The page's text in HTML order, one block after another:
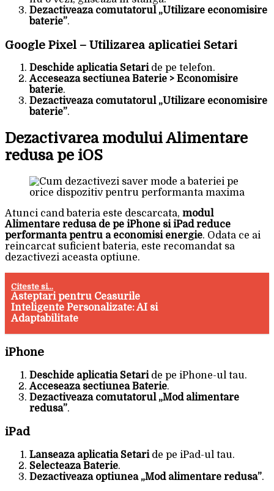
Dezactiveaza comutatorul „Utilizare economisire
baterie”.
Google Pixel – Utilizarea aplicatiei Setari
Deschide aplicatia Setaride pe telefon.
Acceseaza sectiunea Baterie > Economisire
baterie.
Dezactiveaza comutatorul „Utilizare economisire
baterie”.
Dezactivarea modului Alimentare
redusa pe iOS
Atunci cand bateria este descarcata, modul
Alimentare redusa de pe iPhone si iPad reduce
performanta pentru a economisi energie. Odata ce ai
reincarcat suficient bateria, este recomandat sa
dezactivezi aceasta optiune.
Citeste si...
Asteptari pentru Ceasurile
Inteligente Personalizate: AI si
Adaptabilitate
iPhone
Deschide aplicatia Setaride pe iPhone-ul tau.
Acceseaza sectiunea Baterie.
Dezactiveaza comutatorul „Mod alimentare
redusa”.
iPad
Lanseaza aplicatia Setaride pe iPad-ul tau.
Selecteaza Baterie.
Dezactiveaza optiunea „Mod alimentare redusa”.